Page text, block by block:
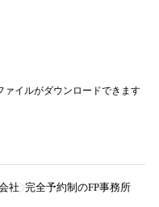
ァイルがダウンロードできます
社 完全予約制のFP事務所「FP